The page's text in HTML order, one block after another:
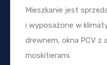
Mieszkanie jest
i wyposażone w
drewnem, okna PCV z
moskitierami.